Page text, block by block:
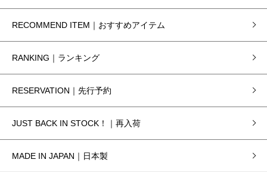
RECOMMEND ITEM｜おすすめアイテム
RANKING｜ランキング
RESERVATION｜先行予約
JUST BACK IN STOCK！｜再入荷
MADE IN JAPAN｜日本製